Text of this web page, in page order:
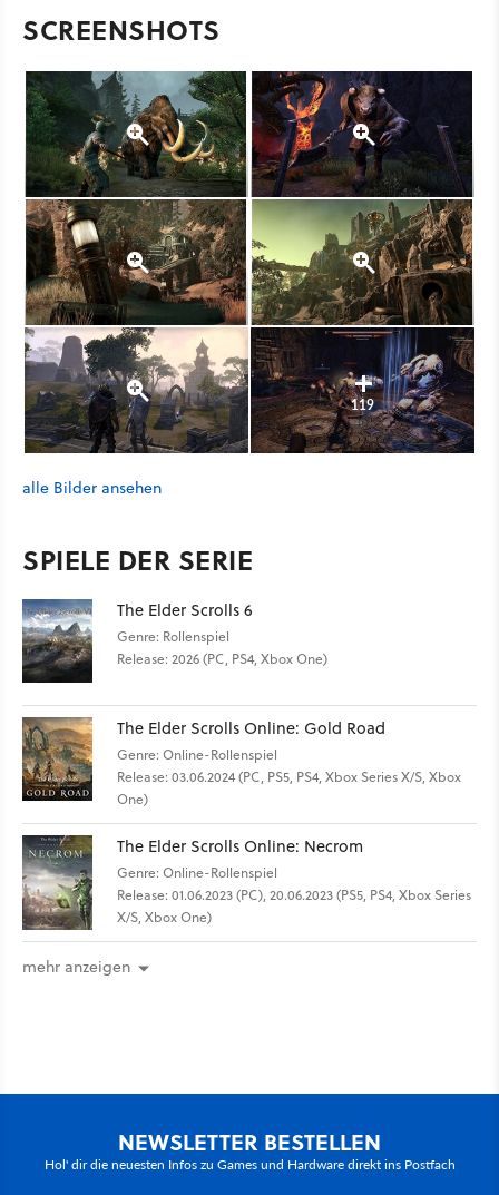
SCREENSHOTS
119
alle Bilder ansehen
SPIELE DER SERIE
The Elder Scrolls 6
Genre: Rollenspiel
Release: 2026 (PC, PS4, Xbox One)
The Elder Scrolls Online: Gold Road
Genre: Online-Rollenspiel
Release: 03.06.2024 (PC, PS5, PS4, Xbox Series X/S, Xbox
One)
The Elder Scrolls Online: Necrom
Genre: Online-Rollenspiel
Release: 01.06.2023 (PC), 20.06.2023 (PS5, PS4, Xbox Series
X/S, Xbox One)
mehr anzeigen
NEWSLETTER BESTELLEN
Hol' dir die neuesten Infos zu Games und Hardware direkt ins Postfach